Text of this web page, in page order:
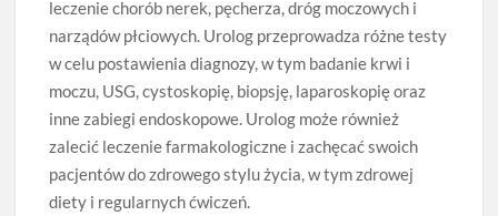
leczenie chorób nerek, pęcherza, dróg moczowych i
narządów płciowych. Urolog przeprowadza różne testy
w celu postawienia diagnozy, w tym badanie krwi i
moczu, USG, cystoskopię, biopsję, laparoskopię oraz
inne zabiegi endoskopowe. Urolog może również
zalecić leczenie farmakologiczne i zachęcać swoich
pacjentów do zdrowego stylu życia, w tym zdrowej
diety i regularnych ćwiczeń.